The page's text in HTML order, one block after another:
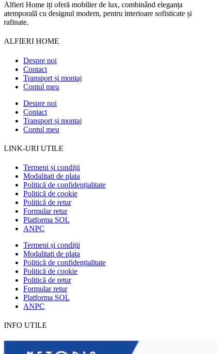
Alfieri Home iți oferă mobilier de lux, combinând eleganța
atemporală cu designul modern, pentru interioare sofisticate și
rafinate.
ALFIERI HOME
Despre noi
Contact
Transport și montaj
Contul meu
Despre noi
Contact
Transport și montaj
Contul meu
LINK-URI UTILE
Termeni și condiții
Modalitati de plata
Politică de confidențialitate
Politică de cookie
Politică de retur
Formular retur
Platforma SOL
ANPC
Termeni și condiții
Modalitati de plata
Politică de confidențialitate
Politică de cookie
Politică de retur
Formular retur
Platforma SOL
ANPC
INFO UTILE